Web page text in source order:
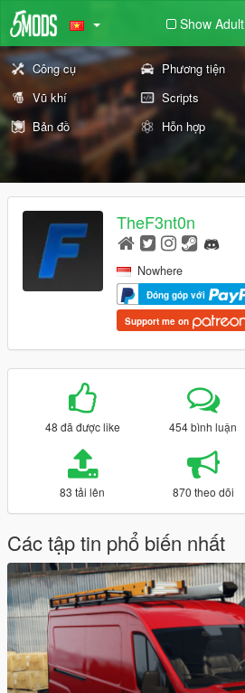
Show Adult
Công cụ Phương tiện
Vũ khí
Scripts
Bản đồ
Hỗn hợp
TheF3nt0n
Nowhere
Đóng góp với
Support me on
48 đã được like 454 bình luận
83 tải lên 870 theo dõi
Các tập tin phổ biến nhất